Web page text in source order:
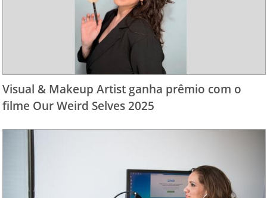
Visual & Makeup Artist ganha prêmio com o
filme Our Weird Selves 2025